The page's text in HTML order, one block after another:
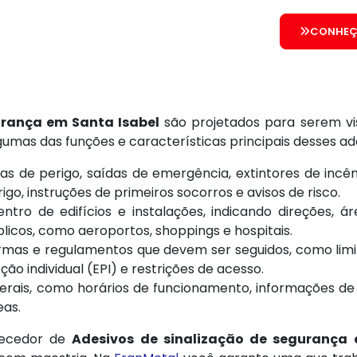
em Santa Isabel são projetados para serem
das funções e características principais desses
de perigo, saídas de emergência, extintores de
instruções de primeiros socorros e avisos de risco.
de edifícios e instalações, indicando direções,
como aeroportos, shoppings e hospitais.
e regulamentos que devem ser seguidos, como
individual (EPI) e restrições de acesso.
como horários de funcionamento, informações
deAdesivos de sinalização de segurança